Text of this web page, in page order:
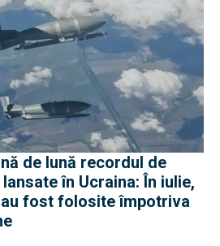
de lună recordul de
în Ucraina: În iulie,
au fost folosite împotriva